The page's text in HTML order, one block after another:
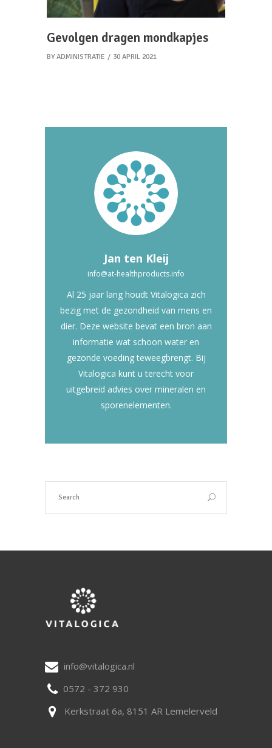
Gevolgen dragen mondkapjes
BY ADMINISTRATIE 30 APRIL 2021
Jan ten Kleij
info@at-healthproducts.info
Al 25 jaar lang houdt Vitalogica zich
bezig met de gezondheid van mens en
dier. Deze website bevat een bron aan
informatie wat schoon water en
gezonde voeding teweegbrengt. Bij
Vitalogica kunt u terecht voor
uitgebreid advies over mineralen en
sporenelementen.
info@vitalogica.nl
0572 - 372 930
Kerkstraat 6a, 8151 AR Lemelerveld